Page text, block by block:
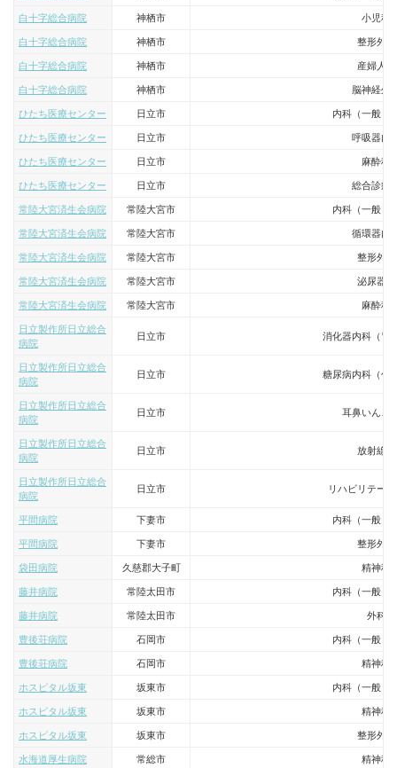
白十字総合病院 神栖市 小児科
白十字総合病院 神栖市 整形外科
白十字総合病院 神栖市 産婦人科
白十字総合病院 神栖市 脳神経外
ひたち医療センター 日立市 内科（一般・
ひたち医療センター 日立市 呼吸器内
ひたち医療センター 日立市 麻酔科
ひたち医療センター 日立市 総合診療
常陸大宮済生会病院 常陸大宮市 内科（一般・
常陸大宮済生会病院 常陸大宮市 循環器内
常陸大宮済生会病院 常陸大宮市 整形外科
常陸大宮済生会病院 常陸大宮市 泌尿器科
常陸大宮済生会病院 常陸大宮市 麻酔科
日立製作所日立総合
病院
日立市 消化器内科（胃
日立製作所日立総合
病院
日立市 糖尿病内科（代
日立製作所日立総合
病院
日立市 耳鼻いんこ
日立製作所日立総合
病院
日立市 放射線科
日立製作所日立総合
病院
日立市 リハビリテー
平間病院 下妻市 内科（一般・
平間病院 下妻市 整形外科
袋田病院 久慈郡大子町 精神科
藤井病院 常陸太田市 内科（一般・
藤井病院 常陸太田市 外科
豊後荘病院 石岡市 内科（一般・
豊後荘病院 石岡市 精神科
ホスピタル坂東 坂東市 内科（一般・
ホスピタル坂東 坂東市 精神科
ホスピタル坂東 坂東市 整形外科
水海道厚生病院 常総市 精神科